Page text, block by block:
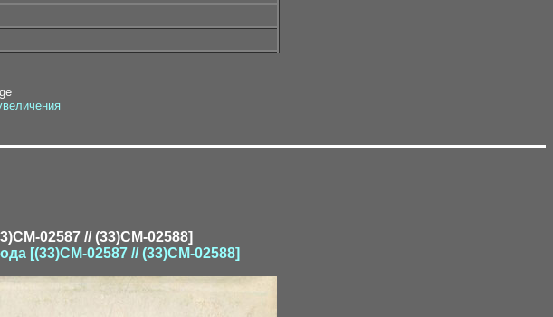
02587 // (33)CM-02588]
[(33)CM-02587 // (33)CM-02588]